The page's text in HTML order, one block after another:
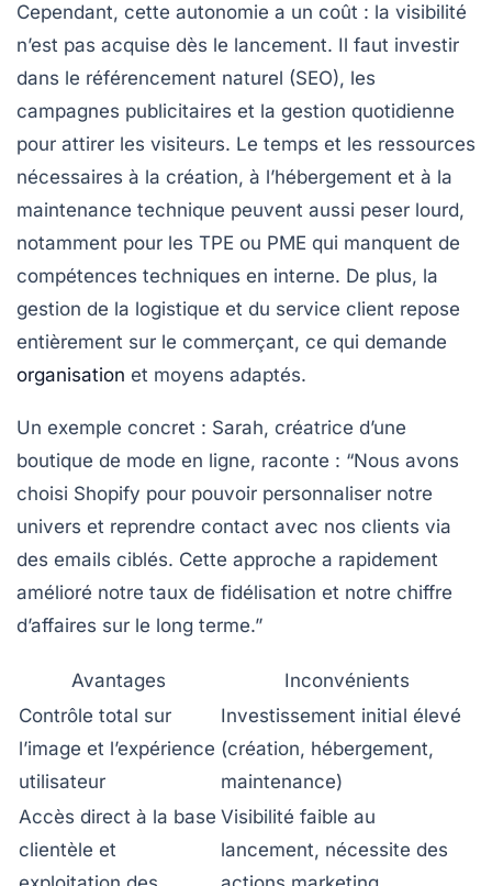
Cependant, cette autonomie a un coût : la visibilité
n’est pas acquise dès le lancement. Il faut investir
dans le référencement naturel (SEO), les
campagnes publicitaires et la gestion quotidienne
pour attirer les visiteurs. Le temps et les ressources
nécessaires à la création, à l’hébergement et à la
maintenance technique peuvent aussi peser lourd,
notamment pour les TPE ou PME qui manquent de
compétences techniques en interne. De plus, la
gestion de la logistique et du service client repose
entièrement sur le commerçant, ce qui demande
organisation et moyens adaptés.
Un exemple concret : Sarah, créatrice d’une
boutique de mode en ligne, raconte : “Nous avons
choisi Shopify pour pouvoir personnaliser notre
univers et reprendre contact avec nos clients via
des emails ciblés. Cette approche a rapidement
amélioré notre taux de fidélisation et notre chiffre
d’affaires sur le long terme.”
Avantages
Inconvénients
Contrôle total sur
l’image et l’expérience
utilisateur
Investissement initial élevé
(création, hébergement,
maintenance)
Accès direct à la base
clientèle et
Visibilité faible au
lancement, nécessite des